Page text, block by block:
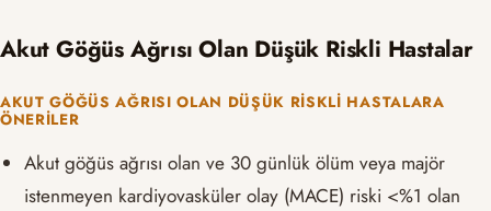
Akut Göğüs Ağrısı Olan Düşük Riskli Hastalar
AKUT GÖĞÜS AĞRISI OLAN DÜŞÜK RISKLI HASTALARA
ÖNERILER
Akut göğüs ağrısı olan ve 30 günlük ölüm veya majör
istenmeyen kardiyovasküler olay (MACE) riski <%1 olan